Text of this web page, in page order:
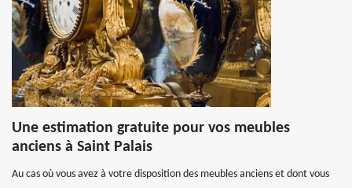
Une estimation gratuite pour vos meubles
anciens à Saint Palais
Au cas où vous avez à votre disposition des meubles anciens et dont vous